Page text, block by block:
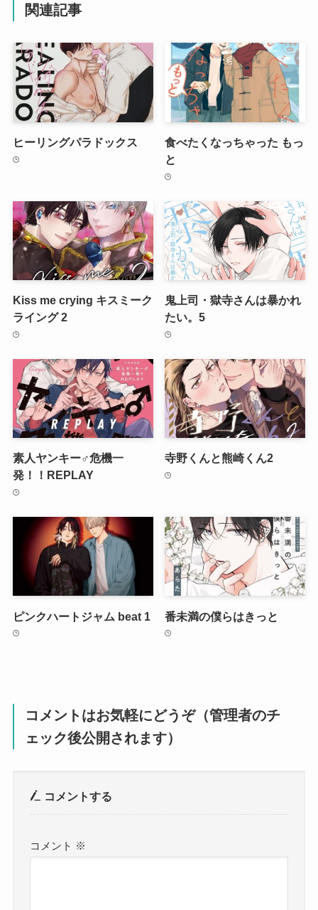
関連記事
ヒーリングパラドックス
食べたくなっちゃった もっ
と
Kiss me crying キスミーク
ライング 2
鬼上司・獄寺さんは暴かれ
たい。5
素人ヤンキー♂危機一
発！！REPLAY
寺野くんと熊崎くん2
ピンクハートジャム beat 1 番未満の僕らはきっと
コメントはお気軽にどうぞ（管理者のチ
ェック後公開されます）
コメントする
コメント ※